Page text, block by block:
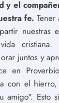
y el
fe. Tener
nuestras
cristiana.
juntos y
en
con el
amigo". Esto